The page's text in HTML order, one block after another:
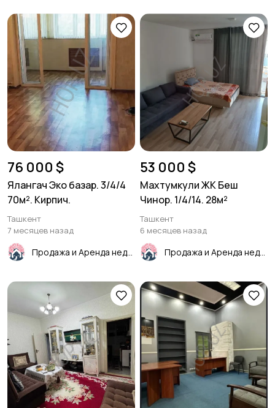
76 000 $
Ялангач Эко базар. 3/4/4
70м². Кирпич.
Ташкент
7 месяцев назад
53 000 $
Махтумкули ЖК Беш
Чинор. 1/4/14. 28м²
Ташкент
6 месяцев назад